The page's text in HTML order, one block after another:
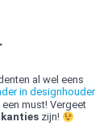
al wel eens
in designhouder
must! Vergeet
zijn!